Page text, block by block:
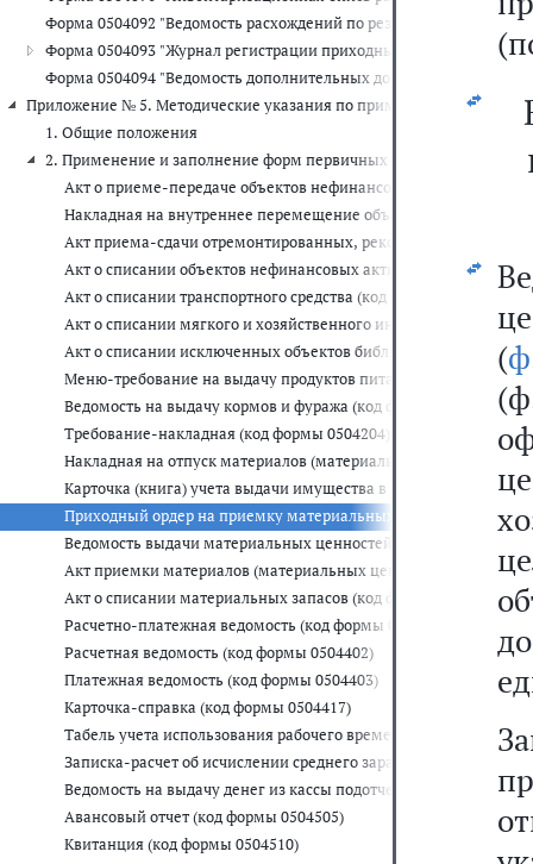
Форма 0504092 "Ведомость расхождений по результатам
Форма 0504093 "Журнал регистрации приходных и расходных
Форма 0504094 "Ведомость дополнительных доходов
Приложение № 5. Методические указания по применению форм
1. Общие положения
2. Применение и заполнение форм первичных учетных
Акт о приеме-передаче объектов нефинансовых активов (код
Накладная на внутреннее перемещение объектов
Акт приема-сдачи отремонтированных, реконструированных
Акт о списании объектов нефинансовых активов (кроме
Акт о списании транспортного средства (код формы 0504105)
Акт о списании мягкого и хозяйственного инвентаря (код
Акт о списании исключенных объектов библиотечного фонда
Меню-требование на выдачу продуктов питания (код формы
Ведомость на выдачу кормов и фуража (код формы 0504203)
Требование-накладная (код формы 0504204)
Накладная на отпуск материалов (материальных ценностей)
Карточка (книга) учета выдачи имущества в пользование (код
Приходный ордер на приемку материальных ценностей
Ведомость выдачи материальных ценностей на нужды
Акт приемки материалов (материальных ценностей) (код
Акт о списании материальных запасов (код формы 0504230)
Расчетно-платежная ведомость (код формы 0504401)
Расчетная ведомость (код формы 0504402)
Платежная ведомость (код формы 0504403)
Карточка-справка (код формы 0504417)
Табель учета использования рабочего времени (код формы
Записка-расчет об исчислении среднего заработка при
Ведомость на выдачу денег из кассы подотчетным лицам (код
Авансовый отчет (код формы 0504505)
Квитанция (код формы 0504510)
(